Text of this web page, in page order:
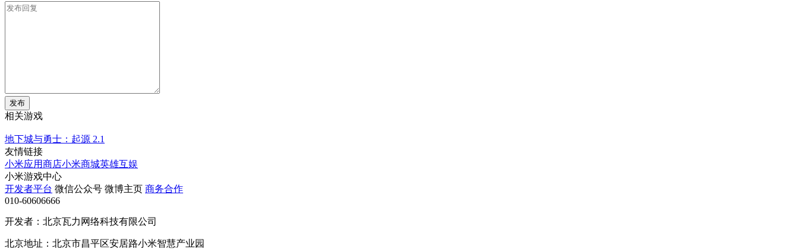
发布
相关游戏
地下城与勇士：起源 2.1
友情链接
小米应用商店小米商城英雄互娱
小米游戏中心
开发者平台 微信公众号 微博主页 商务合作
010-60606666
开发者：北京瓦力网络科技有限公司
北京地址：北京市昌平区安居路小米智慧产业园